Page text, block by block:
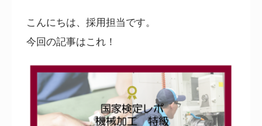
こんにちは、採用担当です。
今回の記事はこれ！